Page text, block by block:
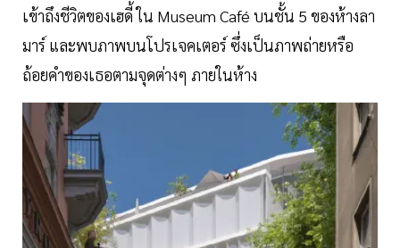
เข้าถึงชีวิตของเฮดี้ ใน Museum Café บนชั้น 5 ของห้างลา
มาร์ และพบภาพบนโปรเจคเตอร์ ซึ่งเป็นภาพถ่ายหรือ
ถ้อยคำของเธอตามจุดต่างๆ ภายในห้าง